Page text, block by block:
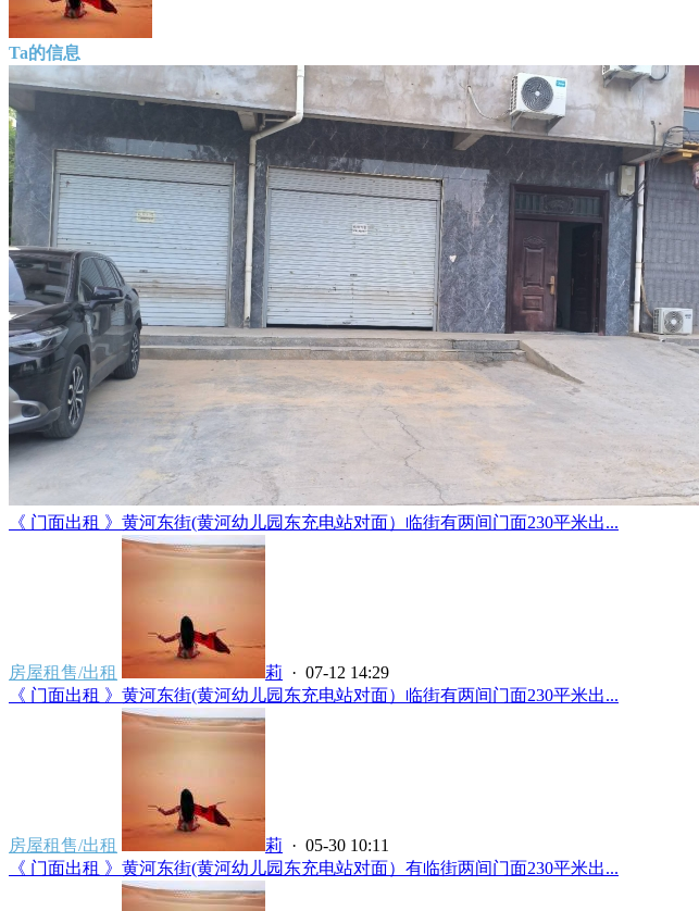
Ta的信息
《 门面出租 》黄河东街(黄河幼儿园东充电站对面）临街有两间门面230平米出...
房屋租售/出租 莉 · 07-12 14:29
《 门面出租 》黄河东街(黄河幼儿园东充电站对面）临街有两间门面230平米出...
房屋租售/出租 莉 · 05-30 10:11
《 门面出租 》黄河东街(黄河幼儿园东充电站对面）有临街两间门面230平米出...